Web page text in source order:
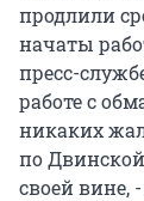
продлили
начаты
пресс-
работе с
никаких
по
своей вине,